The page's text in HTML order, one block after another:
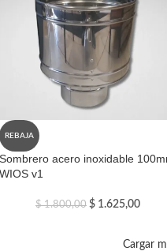
REBAJA
Sombrero acero inoxidable
WIOS v1
$1.800,00 $ 1.625,00
Cargar